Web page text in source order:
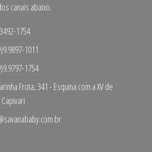
canais abaixo.
1754
1011
1754
Frota, 341 - Esquina com a XV de